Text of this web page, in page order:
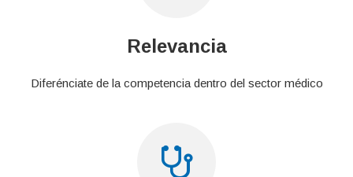
Relevancia
Diferénciate de la competencia dentro del sector médico